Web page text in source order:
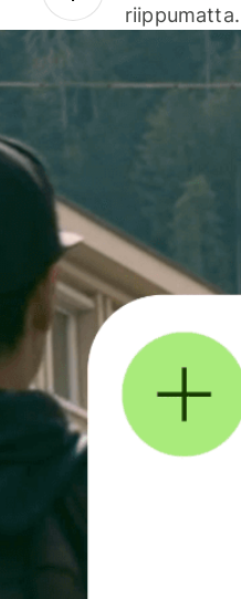
riippumatta.